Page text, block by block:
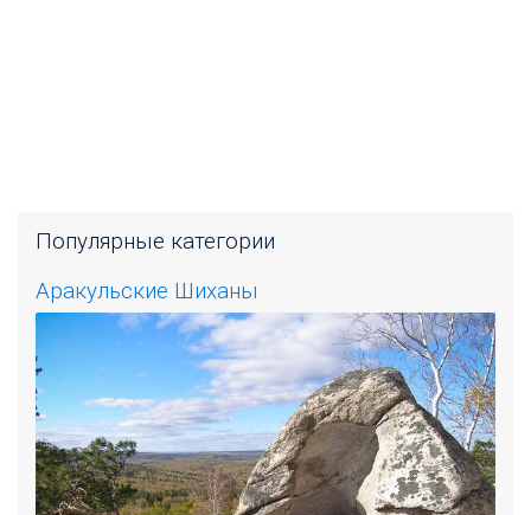
Популярные категории
Аракульские Шиханы